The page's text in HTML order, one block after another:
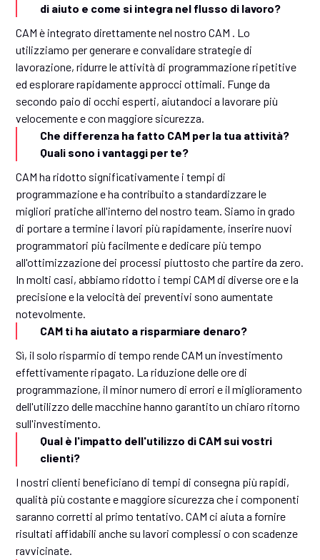
di aiuto e come si integra nel flusso di lavoro?
CAM è integrato direttamente nel nostro CAM . Lo
utilizziamo per generare e convalidare strategie di
lavorazione, ridurre le attività di programmazione ripetitive
ed esplorare rapidamente approcci ottimali. Funge da
secondo paio di occhi esperti, aiutandoci a lavorare più
velocemente e con maggiore sicurezza.
Che differenza ha fatto CAM per la tua attività?
Quali sono i vantaggi per te?
CAM ha ridotto significativamente i tempi di
programmazione e ha contribuito a standardizzare le
migliori pratiche all'interno del nostro team. Siamo in grado
di portare a termine i lavori più rapidamente, inserire nuovi
programmatori più facilmente e dedicare più tempo
all'ottimizzazione dei processi piuttosto che partire da zero.
In molti casi, abbiamo ridotto i tempi CAM di diverse ore e la
precisione e la velocità dei preventivi sono aumentate
notevolmente.
CAM ti ha aiutato a risparmiare denaro?
Sì, il solo risparmio di tempo rende CAM un investimento
effettivamente ripagato. La riduzione delle ore di
programmazione, il minor numero di errori e il miglioramento
dell'utilizzo delle macchine hanno garantito un chiaro ritorno
sull'investimento.
Qual è l'impatto dell'utilizzo di CAM sui vostri
clienti?
I nostri clienti beneficiano di tempi di consegna più rapidi,
qualità più costante e maggiore sicurezza che i componenti
saranno corretti al primo tentativo. CAM ci aiuta a fornire
risultati affidabili anche su lavori complessi o con scadenze
ravvicinate.